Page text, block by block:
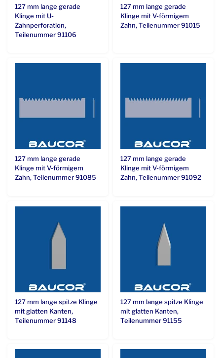
127 mm lange gerade
Klinge mit U-
Zahnperforation,
Teilenummer 91106
127 mm lange gerade
Klinge mit V-förmigem
Zahn, Teilenummer 91015
127 mm lange gerade
Klinge mit V-förmigem
Zahn, Teilenummer 91085
127 mm lange gerade
Klinge mit V-förmigem
Zahn, Teilenummer 91092
127 mm lange spitze Klinge
mit glatten Kanten,
Teilenummer 91148
127 mm lange spitze Klinge
mit glatten Kanten,
Teilenummer 91155